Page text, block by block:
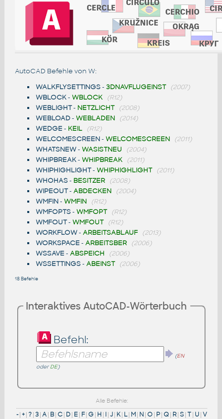
AutoCAD Befehle von W:
WALKFLYSETTINGS- 3DNAVFLUGEINST (2007)
WBLOCK- WBLOCK (R12)
WEBLIGHT- NETZLICHT (2008)
WEBLOAD- WEBLADEN (2014)
WEDGE- KEIL (R12)
WELCOMESCREEN- WELCOMESCREEN (2011)
WHATSNEW- WASISTNEU (2004)
WHIPBREAK- WHIPBREAK (2011)
WHIPHIGHLIGHT- WHIPHIGHLIGHT (2011)
WHOHAS- BESITZER (2008)
WIPEOUT- ABDECKEN (2004)
WMFIN- WMFIN (R12)
WMFOPTS- WMFOPT (R12)
WMFOUT- WMFOUT (R12)
WORKFLOW- ARBEITSABLAUF (2013)
WORKSPACE- ARBEITSBER (2006)
WSSAVE- ABSPEICH (2006)
WSSETTINGS- ABEINST (2006)
18 Befehle
Interaktives AutoCAD-Wörterbuch
Befehl:
(EN
oder DE)
Alle Befehle:
- |+ | ? |3 |A | B |C | D | E | F |G | H | I |J | K | L | M | N |O | P |Q | R |S |T | U |V